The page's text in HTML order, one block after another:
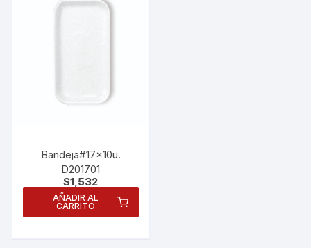
Bandeja#17x10u.
D201701
$1,532
AÑADIR AL
CARRITO